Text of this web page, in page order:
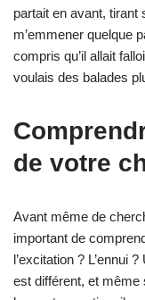
partait en avant,
m’emmener quelque
compris qu’il allait
voulais des balades
de votre
Avant même de
important de
l’excitation ? L’ennui
est différent, et même